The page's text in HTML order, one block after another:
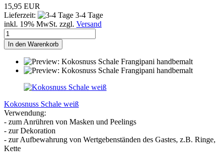
15,95 EUR
Lieferzeit:
3-4 Tage
inkl. 19% MwSt. zzgl. Versand
In den Warenkorb
Kokosnuss Schale weiß
Verwendung:
- zum Anrühren von Masken und Peelings
- zur Dekoration
- zur Aufbewahrung von Wertgebenständen des Gastes, z.B. Ringe,
Kette